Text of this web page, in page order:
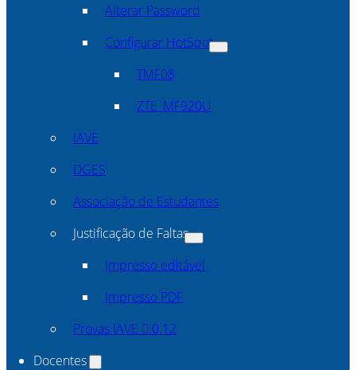
Alterar Password
Configurar HotSpot
TMF08
ZTE_MF920U
IAVE
DGES
Associação de Estudantes
Justificação de Faltas
Impresso editável
Impresso PDF
Provas IAVE 0.0.12
Docentes